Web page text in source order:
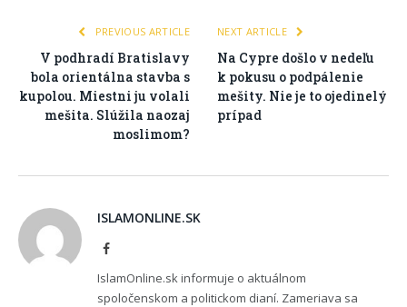
PREVIOUS ARTICLE
V podhradí Bratislavy
bola orientálna stavba s
kupolou. Miestni ju volali
mešita. Slúžila naozaj
moslimom?
NEXT ARTICLE
Na Cypre došlo v nedeľu
k pokusu o podpálenie
mešity. Nie je to ojedinelý
prípad
ISLAMONLINE.SK
Facebook
IslamOnline.sk informuje o aktuálnom
spoločenskom a politickom dianí. Zameriava sa